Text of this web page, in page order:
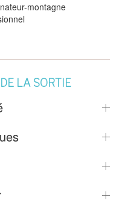
montagne
LA SORTIE